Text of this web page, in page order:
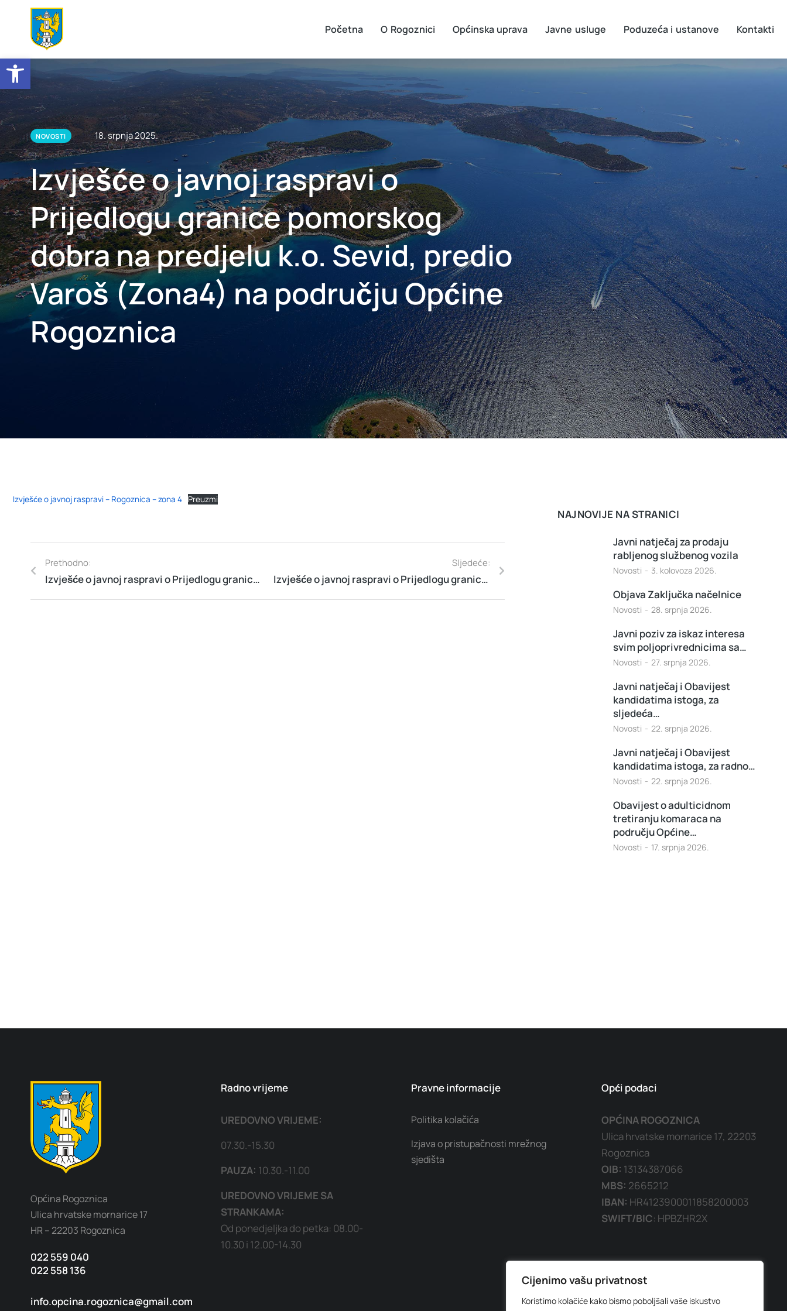
Open toolbar
Cijenimo vašu privatnost
Koristimo kolačiće kako bismo poboljšali vaše iskustvo
Početna O Rogoznici Općinska uprava Javne usluge Poduzeća i ustanove Kontakti
NOVOSTI 18. srpnja 2025.
Izvješće o javnoj raspravi o
Prijedlogu granice pomorskog
dobra na predjelu k.o. Sevid, predio
Varoš (Zona4) na području Općine
Rogoznica
Izvješće o javnoj raspravi – Rogoznica – zona 4 Preuzmi
Prethodno:
Izvješće o javnoj raspravi o Prijedlogu granice pomorskog dobra na predjelu k.o. Sevid , predio Ražanj (Zona5) na području Općine Rogoznica
Sljedeće:
Izvješće o javnoj raspravi o Prijedlogu granice pomorskog dobra na predjelu k.o. Sevid , predio Račice (Zona 3) na području Općine Rogoznica
NAJNOVIJE NA STRANICI
Javni natječaj za prodaju
rabljenog službenog vozila
Novosti 3. kolovoza 2026.
Objava Zaključka načelnice
Novosti 28. srpnja 2026.
Javni poziv za iskaz interesa
svim poljoprivrednicima sa…
Novosti 27. srpnja 2026.
Javni natječaj i Obavijest
kandidatima istoga, za
sljedeća…
Novosti 22. srpnja 2026.
Javni natječaj i Obavijest
kandidatima istoga, za radno…
Novosti 22. srpnja 2026.
Obavijest o adulticidnom
tretiranju komaraca na
području Općine…
Novosti 17. srpnja 2026.
Općina Rogoznica
Ulica hrvatske mornarice 17
HR – 22203 Rogoznica
022 559 040
022 558 136
info.opcina.rogoznica@gmail.com
Radno vrijeme
UREDOVNO VRIJEME:
07.30.-15.30
PAUZA: 10.30.-11.00
UREDOVNO VRIJEME SA
STRANKAMA:
Od ponedjeljka do petka: 08.00-
10.30 i 12.00-14.30
Pravne informacije
Politika kolačića
Izjava o pristupačnosti mrežnog
sjedišta
Opći podaci
OPĆINA ROGOZNICA
Ulica hrvatske mornarice 17, 22203
Rogoznica
OIB: 13134387066
MBS: 2665212
IBAN: HR4123900011858200003
SWIFT/BIC: HPBZHR2X